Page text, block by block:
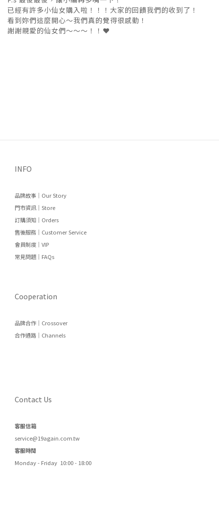
已經有許多小仙女購入啦！！！大家的回饋我們的收到了！
看到妳們這麼開心～我們真的覺得很感動！
謝謝親愛的仙女們～～～！！❤️
INFO
品牌故事｜Our Story
門市資訊｜Store
訂購須知｜Orders
售後服務｜Customer Service
會員制度｜VIP
常見問題｜FAQs
Cooperation
品牌合作｜Crossover
合作通路｜Channels
Contact Us
客服信箱
service@19again.com.tw
客服時間
Monday - Friday 10:00 - 18:00